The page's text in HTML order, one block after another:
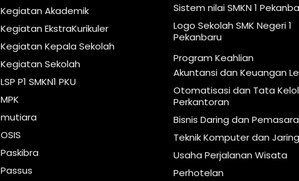
Kegiatan Akademik
Kegiatan EkstraKurikuler
Kegiatan Kepala Sekolah
Kegiatan Sekolah
LSP P1 SMKN1 PKU
MPK
mutiara
OSIS
Paskibra
Passus
Sistem nilai SMKN 1
Logo Sekolah SMK Negeri 1
Pekanbaru
Program Keahlian
Akuntansi dan Keuangan
Otomatisasi dan Tata
Perkantoran
Bisnis Daring dan
Teknik Komputer dan
Usaha Perjalanan Wisata
Perhotelan